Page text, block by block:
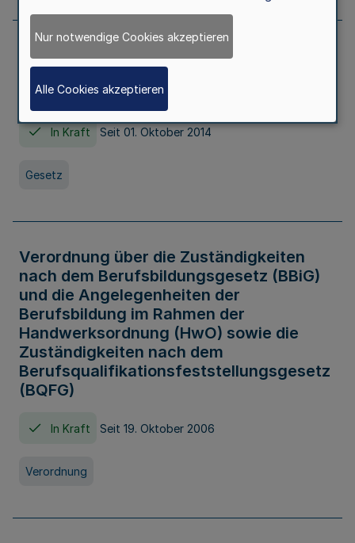
Gesetz über die Hochschulen des Landes
Nordrhein-Westfalen (Hochschulgesetz -
HG)
In Kraft Seit 01. Oktober 2014
Gesetz
Verordnung über die Zuständigkeiten
nach dem Berufsbildungsgesetz (BBiG)
und die Angelegenheiten der
Berufsbildung im Rahmen der
Handwerksordnung (HwO) sowie die
Zuständigkeiten nach dem
Berufsqualifikationsfeststellungsgesetz
(BQFG)
In Kraft Seit 19. Oktober 2006
Verordnung
Nur notwendige Cookies akzeptieren
Alle Cookies akzeptieren